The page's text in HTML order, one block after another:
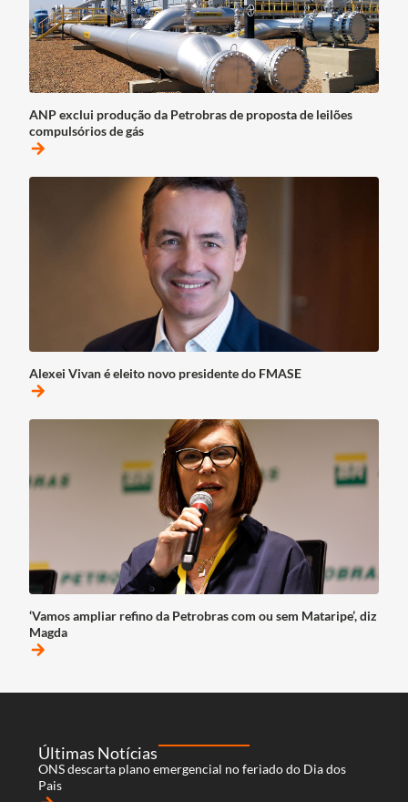
ANP exclui produção da Petrobras de proposta de leilões
compulsórios de gás
arrow_forward
Alexei Vivan é eleito novo presidente do FMASE
arrow_forward
‘Vamos ampliar refino da Petrobras com ou sem Mataripe’, diz
Magda
arrow_forward
Últimas Notícias
ONS descarta plano emergencial no feriado do Dia dos
Pais